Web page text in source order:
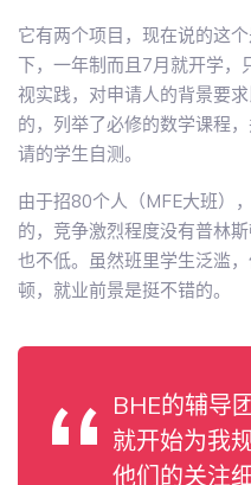
它有两个项目，现在说的这
下，一年制而且7月就开学，
视实践，对申请人的背景要
的，列举了必修的数学课程
请的学生自测。
由于招80个人（MFE大班）
的，竞争激烈程度没有普林
也不低。虽然班里学生泛滥
顿，就业前景是挺不错的。
BHE的辅导
就开始为我
他们的关注